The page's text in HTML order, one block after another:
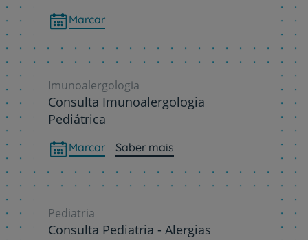
Marcar
Imunoalergologia
Consulta Imunoalergologia
Pediátrica
Marcar Saber mais
Pediatria
Consulta Pediatria - Alergias